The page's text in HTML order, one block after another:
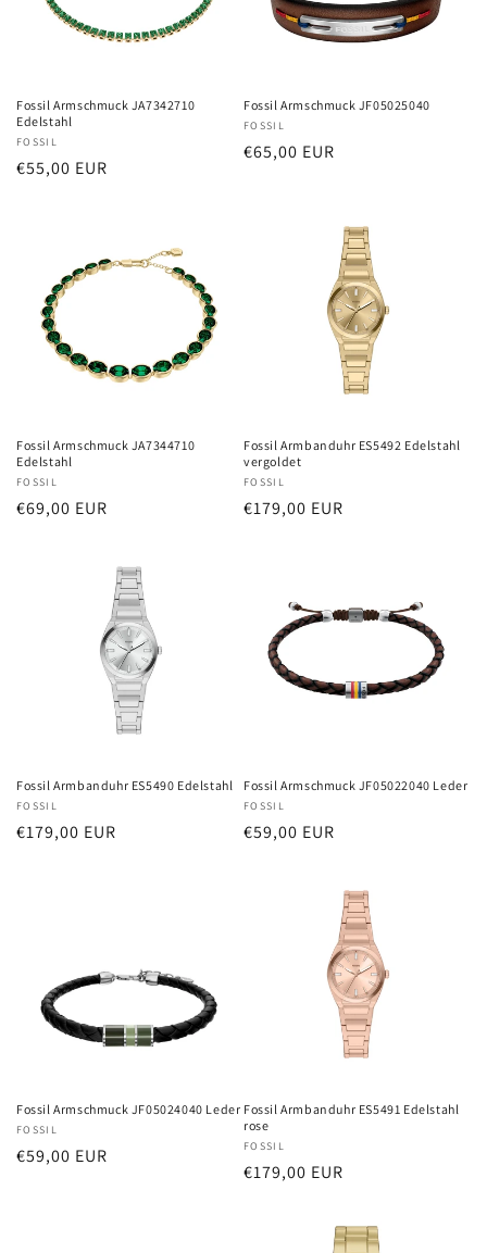
Fossil Armschmuck JA7342710
Edelstahl
Anbieter:
FOSSIL
Normaler
€55,00 EUR
Fossil Armschmuck JF05025040
Anbieter:
FOSSIL
Normaler
€65,00 EUR
Fossil Armschmuck JA7344710
Edelstahl
Anbieter:
FOSSIL
Normaler
€69,00 EUR
Fossil Armbanduhr ES5492 Edelstahl
vergoldet
Anbieter:
FOSSIL
Normaler
€179,00 EUR
Fossil Armbanduhr ES5490 Edelstahl
Anbieter:
FOSSIL
Normaler
€179,00 EUR
Fossil Armschmuck JF05022040 Leder
Anbieter:
FOSSIL
Normaler
€59,00 EUR
Fossil Armschmuck JF05024040 Leder
Anbieter:
FOSSIL
Normaler
€59,00 EUR
Fossil Armbanduhr ES5491 Edelstahl
rose
Anbieter:
FOSSIL
Normaler
€179,00 EUR